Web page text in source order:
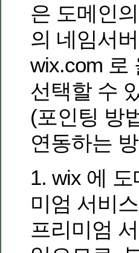
은 도메인
의 네임서
wix.com 로
선택할 수
(포인팅 방
연동하는
1. wix 에
미엄 서비
프리미엄